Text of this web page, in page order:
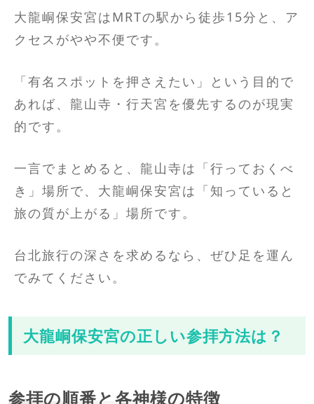
大龍峒保安宮はMRTの駅から徒歩15分と、ア
クセスがやや不便です。
「有名スポットを押さえたい」という目的で
あれば、龍山寺・行天宮を優先するのが現実
的です。
一言でまとめると、龍山寺は「行っておくべ
き」場所で、大龍峒保安宮は「知っていると
旅の質が上がる」場所です。
台北旅行の深さを求めるなら、ぜひ足を運ん
でみてください。
大龍峒保安宮の正しい参拝方法は？
参拝の順番と各神様の特徴